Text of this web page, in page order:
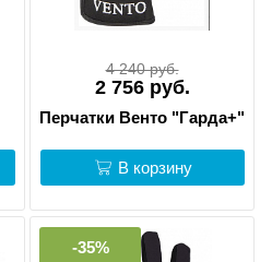
4 240 руб.
2 756 руб.
Перчатки Венто "Гарда+"
В корзину
-35%